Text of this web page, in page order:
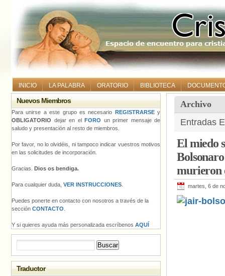
INICIO LA PALABRA ORATORIO BIBLIOTECA
Archivo
Entradas
El miedo
murieron
martes, 6 de
Nuevos Miembros
Para unirse a este grupo es necesario REGISTRARSEy
OBLIGATORIO dejar en el FORO un primer mensaje de
saludo y presentación al resto de miembros.
Por favor, no lo olvidéis, ni tampoco indicar vuestros motivos
en las solicitudes de incorporación.
Gracias. Dios os bendiga.
Para cualquier duda, VER INSTRUCCIONES
Puedes ponerte en contacto con nosotros a través de la
sección CONTACTO
Y si quieres ayuda más personalizada escríbenos AQUÍ
Traductor